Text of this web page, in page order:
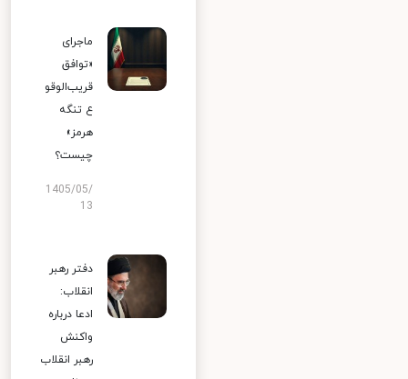
ماجرای
«توافق
قریب‌الوقو
ع تنگه
هرمز»
چیست؟
1405/05/
13
دفتر رهبر
انقلاب:
ادعا درباره
واکنش
رهبر انقلاب